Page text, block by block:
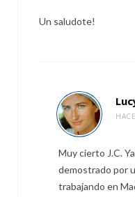
Un saludote!
Muy cierto J.C.
demostrado por
trabajando en